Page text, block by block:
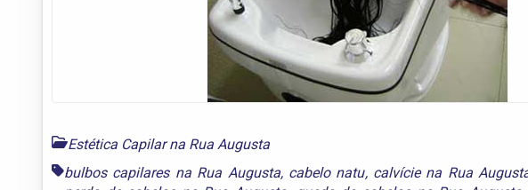
Estética Capilar na Rua Augusta
bulbos capilares na Rua Augusta, cabelo natu, calvície na Rua